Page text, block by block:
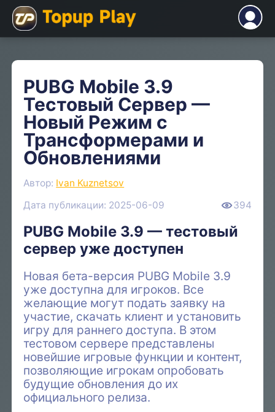
PUBG Mobile 3.9
Тестовый Сервер —
Новый Режим с
Трансформерами и
Обновлениями
Автор: Ivan Kuznetsov
Дата публикации: 2025-06-09
394
PUBG Mobile 3.9 — тестовый
сервер уже доступен
Новая бета-версия PUBG Mobile 3.9
уже доступна для игроков. Все
желающие могут подать заявку на
участие, скачать клиент и установить
игру для раннего доступа. В этом
тестовом сервере представлены
новейшие игровые функции и контент,
позволяющие игрокам опробовать
будущие обновления до их
официального релиза.